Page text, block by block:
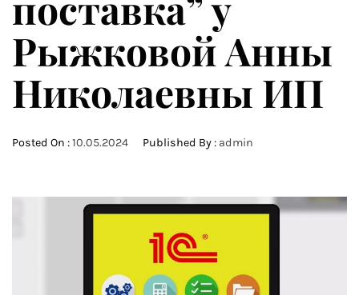
Рыжковой Анны
Николаевны ИП
Posted On :10.05.2024 Published By : admin